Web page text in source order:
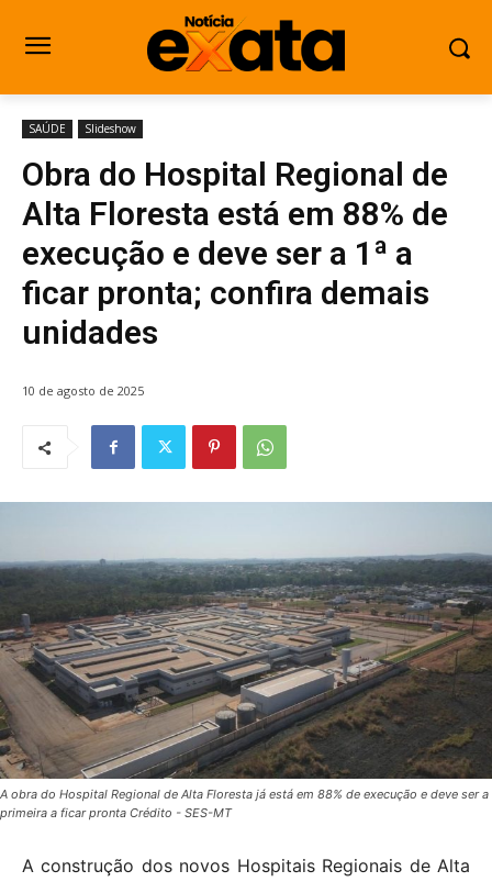
SAÚDE Slideshow
Obra do Hospital Regional de
Alta Floresta está em 88% de
execução e deve ser a 1ª a
ficar pronta; confira demais
unidades
10 de agosto de 2025
A obra do Hospital Regional de Alta Floresta já está em 88% de execução e deve ser a
primeira a ficar pronta Crédito - SES-MT
A construção dos novos Hospitais Regionais de Alta